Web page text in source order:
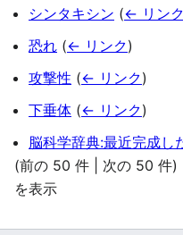
シンタキシン (← リンク
恐れ (← リンク)
攻撃性 (← リンク)
下垂体 (← リンク)
脳科学辞典:最近完成し
(前の 50 件 次の 50 件)
を表示